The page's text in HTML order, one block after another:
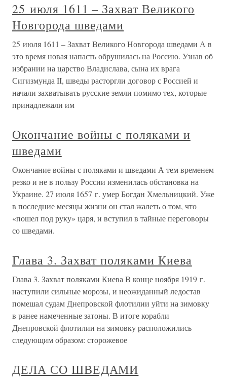
25 июля 1611 – Захват Великого
Новгорода шведами
25 июля 1611 – Захват Великого Новгорода шведами А в
это время новая напасть обрушилась на Россию. Узнав об
избрании на царство Владислава, сына их врага
Сигизмунда II, шведы расторгли договор с Россией и
начали захватывать русские земли помимо тех, которые
принадлежали им
Окончание войны с поляками и
шведами
Окончание войны с поляками и шведами А тем временем
резко и не в пользу России изменилась обстановка на
Украине. 27 июля 1657 г. умер Богдан Хмельницкий. Уже
в последние месяцы жизни он стал жалеть о том, что
«пошел под руку» царя, и вступил в тайные переговоры
со шведами.
Глава 3. Захват поляками Киева
Глава 3. Захват поляками Киева В конце ноября 1919 г.
наступили сильные морозы, и неожиданный ледостав
помешал судам Днепровской флотилии уйти на зимовку
в ранее намеченные затоны. В итоге корабли
Днепровской флотилии на зимовку расположились
следующим образом: сторожевое
ДЕЛА СО ШВЕДАМИ